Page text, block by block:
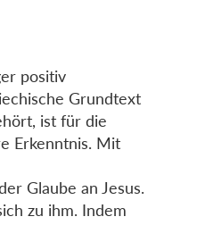
positiv
Grundtext
ist für die
Erkenntnis. Mit
Glaube an Jesus.
zu ihm. Indem